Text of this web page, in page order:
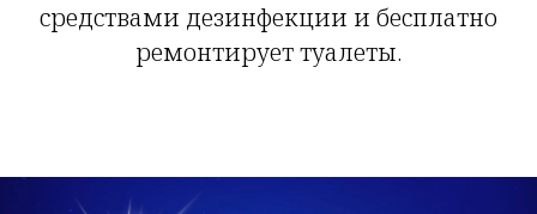
средствами дезинфекции и бесплатно
ремонтирует туалеты.